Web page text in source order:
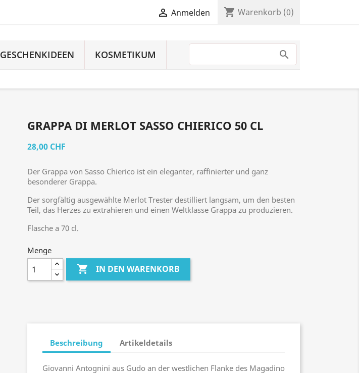
 Anmelden shopping_cart Warenkorb (0)
GESCHENKIDEEN KOSMETIKUM
GRAPPA DI MERLOT SASSO CHIERICO 50 CL
28,00 CHF
Der Grappa von Sasso Chierico ist ein eleganter, raffinierter und ganz
besonderer Grappa.
Der sorgfältig ausgewählte Merlot Trester destilliert langsam, um den besten
Teil, das Herzes zu extrahieren und einen Weltklasse Grappa zu produzieren.
Flasche a 70 cl.
Menge
 IN DEN WARENKORB
Beschreibung Artikeldetails
Giovanni Antognini aus Gudo an der westlichen Flanke des Magadino